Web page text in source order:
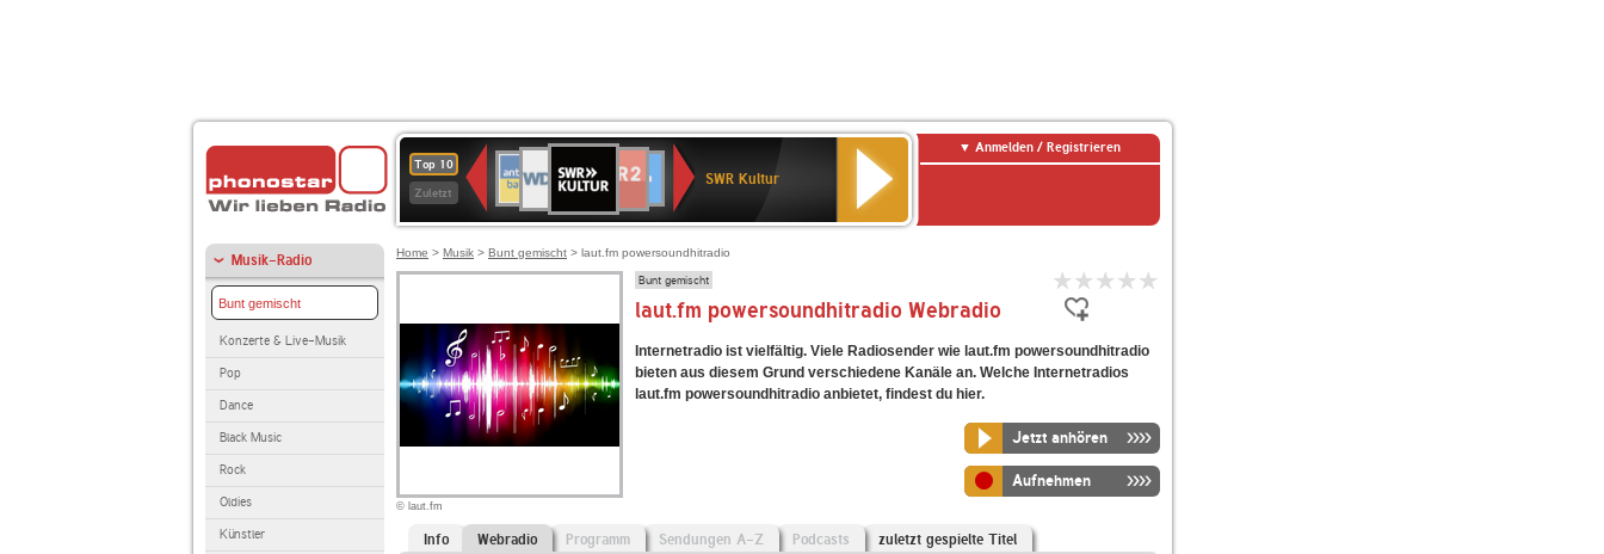
Top 10
Zuletzt
Deutschlandfunk
80er
90er
OLDIE
ANTENNE
SWR3
WDR
4
BR-
KLASSIK
Deutschlandfunk
Kultur
ANTENNE
BAYERN
2
Kultur2
SWR Kultur
Anmelden / Registrieren
Musik-Radio
Bunt gemischt
Konzerte & Live-Musik
Pop
Dance
Black Music
Rock
Oldies
Künstler
Home > Musik > Bunt gemischt > laut.fm powersoundhitradio
© laut.fm
Bunt gemischt
laut.fm powersoundhitradio Webradio
Internetradio ist vielfältig. Viele Radiosender wie laut.fm powersoundhitradio
bieten aus diesem Grund verschiedene Kanäle an. Welche Internetradios
laut.fm powersoundhitradio anbietet, findest du hier.
Jetzt anhören
Aufnehmen
Info Webradio Programm Sendungen A-Z Podcasts zuletzt gespielte Titel